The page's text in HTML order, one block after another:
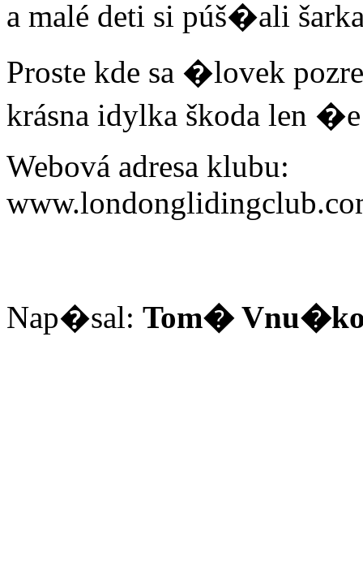
a malé deti si púš�ali
Proste kde sa �lovek
krásna idylka škoda len
Webová adresa klubu:
Nap�sal: Tom�